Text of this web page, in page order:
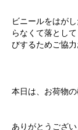
ビニールをはが
らなくて落とし
びするためご協力
本日は、お荷物の
ありがとうござい